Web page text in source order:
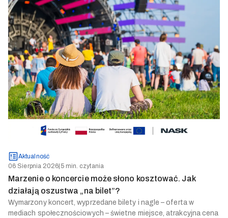
Aktualność
06 Sierpnia 2026 5 min. czytania
Marzenie o koncercie może słono kosztować. Jak
działają oszustwa „na bilet”?
Wymarzony koncert, wyprzedane bilety i nagle – oferta w
mediach społecznościowych – świetne miejsce, atrakcyjna cena